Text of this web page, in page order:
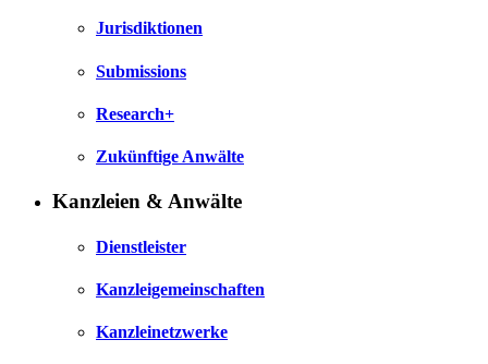
Jurisdiktionen
Submissions
Research+
Zukünftige Anwälte
Kanzleien & Anwälte
Dienstleister
Kanzleigemeinschaften
Kanzleinetzwerke